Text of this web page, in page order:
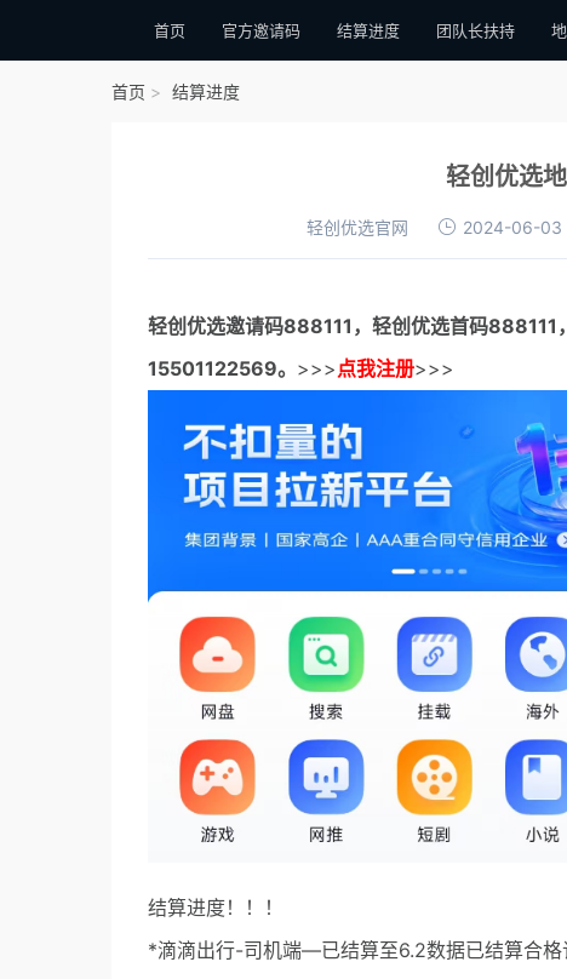
首页 官方邀请码 结算进度 团队长扶持
首页 结算进度
轻创优选
轻创优选官网 2024-06-03
轻创优选邀请码888111， 轻创优选首码888111
15501122569。 >>>点我注册>>>
结算进度！！！
*滴滴出行-司机端—已结算至6.2数据已结算合